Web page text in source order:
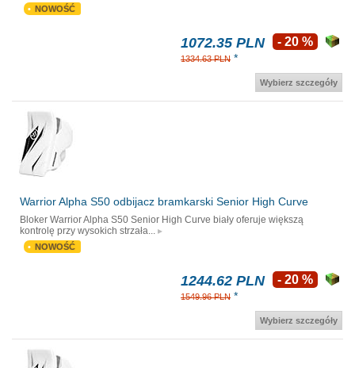
NOWOŚĆ
1072.35 PLN
1334.63 PLN *
- 20 %
Wybierz szczegóły
Warrior Alpha S50 odbijacz bramkarski Senior High Curve
Bloker Warrior Alpha S50 Senior High Curve biały oferuje większą
kontrolę przy wysokich strzała...
NOWOŚĆ
1244.62 PLN
1549.96 PLN *
- 20 %
Wybierz szczegóły